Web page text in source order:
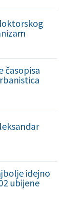
časopisa
idejno
ubijene